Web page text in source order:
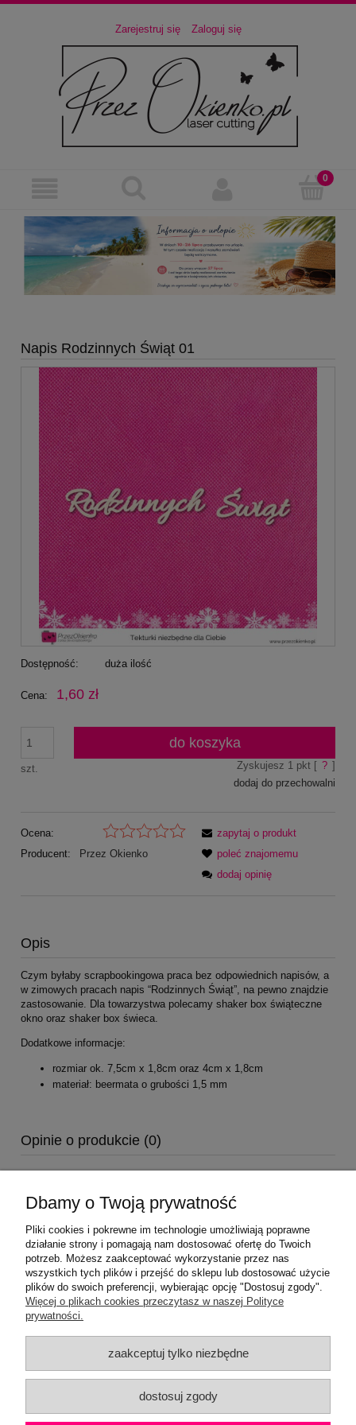
Zarejestruj się Zaloguj się
Napis Rodzinnych Świąt 01
Dostępność: duża ilość
Cena: 1,60 zł
szt.
do koszyka
Zyskujesz 1 pkt [ ? ]
dodaj do przechowalni
Ocena:
Producent:
Przez Okienko
zapytaj o produkt
poleć znajomemu
dodaj opinię
Opis
Czym byłaby scrapbookingowa praca bez odpowiednich napisów, a
w zimowych pracach napis “Rodzinnych Świąt”, na pewno znajdzie
zastosowanie. Dla towarzystwa polecamy shaker box świąteczne
okno oraz shaker box świeca.
Dodatkowe informacje:
rozmiar ok. 7,5cm x 1,8cm oraz 4cm x 1,8cm
materiał: beermata o grubości 1,5 mm
Opinie o produkcie (0)
Pomoc
Moje konto
Płatności i dostawa
Informacje
Dbamy o Twoją prywatność
Pliki cookies i pokrewne im technologie umożliwiają poprawne
działanie strony i pomagają nam dostosować ofertę do Twoich
potrzeb. Możesz zaakceptować wykorzystanie przez nas
wszystkich tych plików i przejść do sklepu lub dostosować użycie
plików do swoich preferencji, wybierając opcję "Dostosuj zgody".
Więcej o plikach cookies przeczytasz w naszej Polityce
prywatności.
zaakceptuj tylko niezbędne
dostosuj zgody